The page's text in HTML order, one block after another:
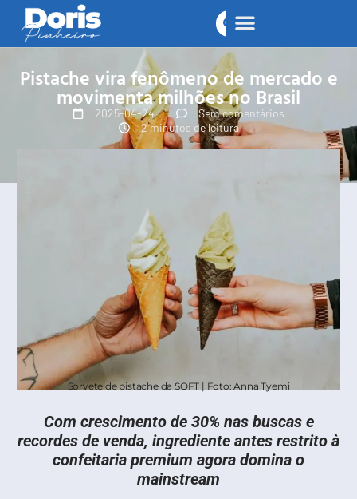
Pistache vira fenômeno de mercado e
movimenta milhões no Brasil
2025-04-24
Sem comentários
2 minutos de leitura
Sorvete de pistache da SOFT | Foto: Anna Tyemi
Com crescimento de 30% nas buscas e
recordes de venda, ingrediente antes restrito à
confeitaria premium agora domina o
mainstream